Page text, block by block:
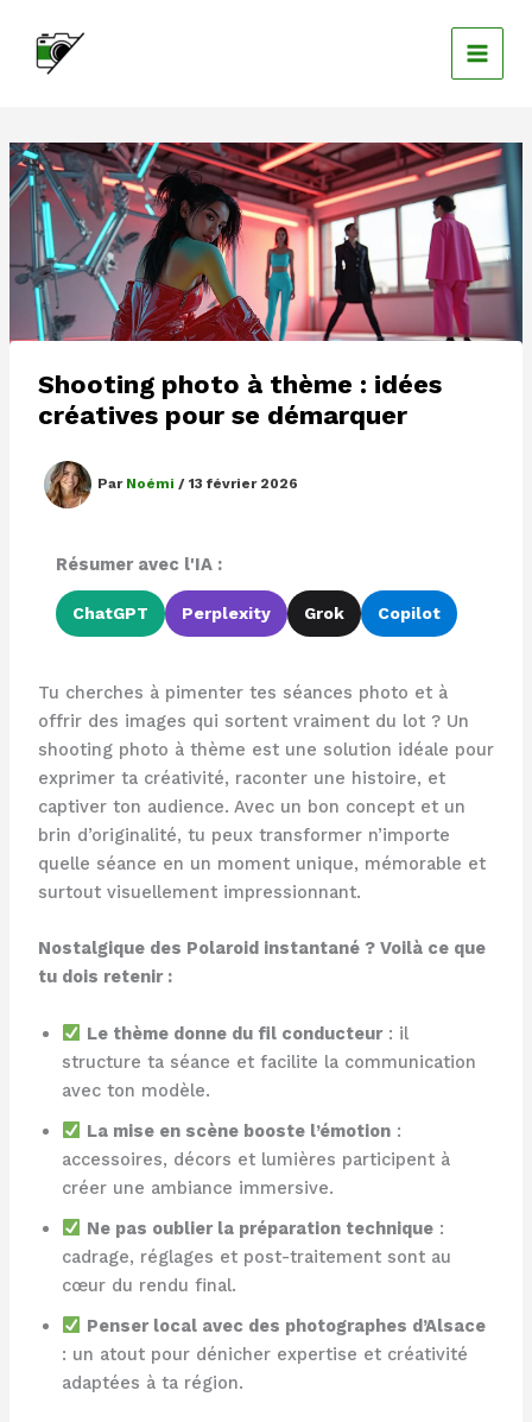
contenu
Shooting photo à thème : idées
créatives pour se démarquer
Par Noémi / 13 février 2026
Résumer avec l'IA :
ChatGPT Perplexity Grok Copilot
Tu cherches à pimenter tes séances photo et à
offrir des images qui sortent vraiment du lot ? Un
shooting photo à thème est une solution idéale pour
exprimer ta créativité, raconter une histoire, et
captiver ton audience. Avec un bon concept et un
brin d’originalité, tu peux transformer n’importe
quelle séance en un moment unique, mémorable et
surtout visuellement impressionnant.
Nostalgique des Polaroid instantané ? Voilà ce que
tu dois retenir :
Le thème donne du fil conducteur: il
structure ta séance et facilite la communication
avec ton modèle.
La mise en scène booste l’émotion :
accessoires, décors et lumières participent à
créer une ambiance immersive.
Ne pas oublier la préparation technique :
cadrage, réglages et post-traitement sont au
cœur du rendu final.
Penser local avec des photographes d’Alsace
: un atout pour dénicher expertise et créativité
adaptées à ta région.